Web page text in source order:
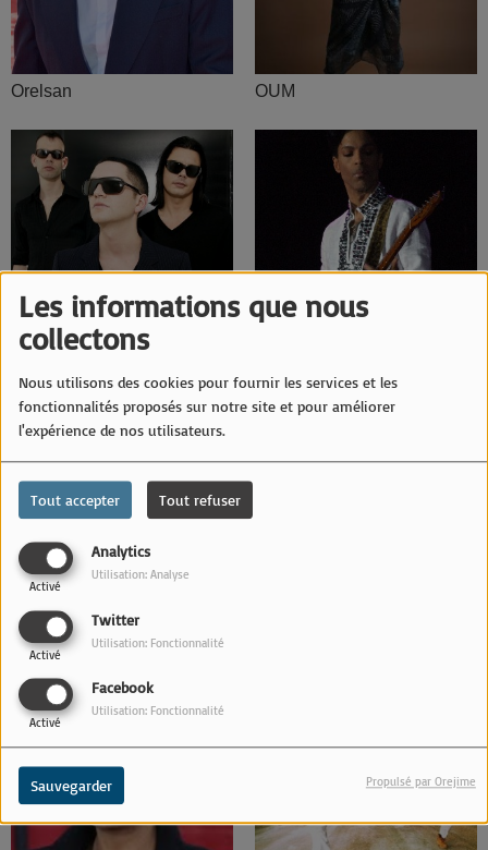
Les informations que nous
collectons
Nous utilisons des cookies pour fournir les services et les
fonctionnalités proposés sur notre site et pour améliorer
l'expérience de nos utilisateurs.
Tout accepter Tout refuser
Analytics
Activé
Utilisation: Analyse
Twitter
Activé
Utilisation: Fonctionnalité
Facebook
Activé
Utilisation: Fonctionnalité
Sauvegarder Propulsé par Orejime
Orelsan OUM
Ridsa